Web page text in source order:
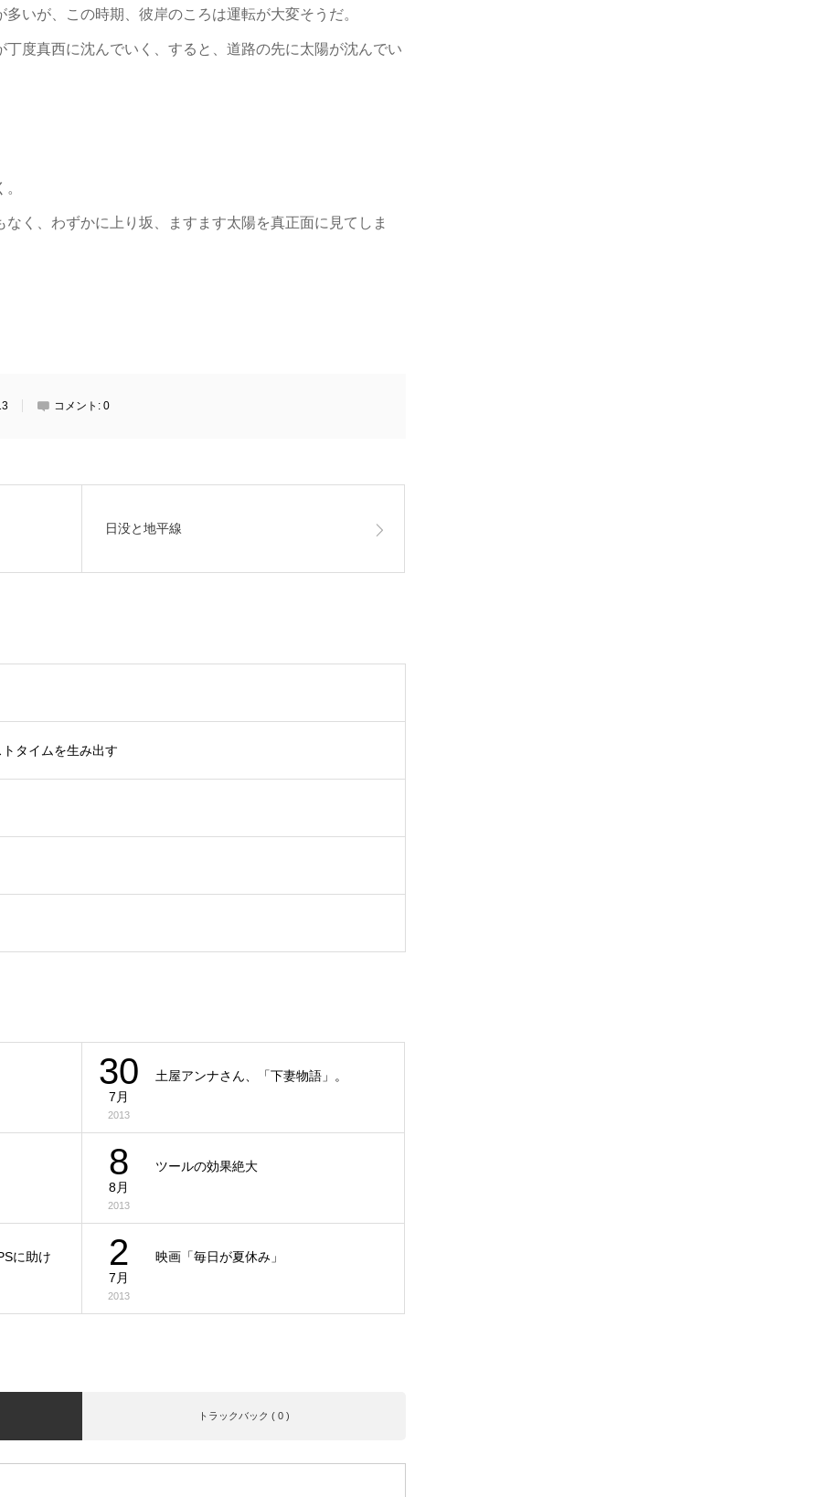
いが、この時期、彼岸のころは運転が大変そうだ。
度真西に沈んでいく、すると、道路の先に太陽が沈んでい
く、わずかに上り坂、ますます太陽を真正面に見てしま
コメント: 0
日没と地平線
タイムを生み出す
30
7月
2013
土屋アンナさん、「下妻物語」。
8
8月
2013
ツールの効果絶大
に助け 2
7月
2013
映画「毎日が夏休み」
トラックバック ( 0 )